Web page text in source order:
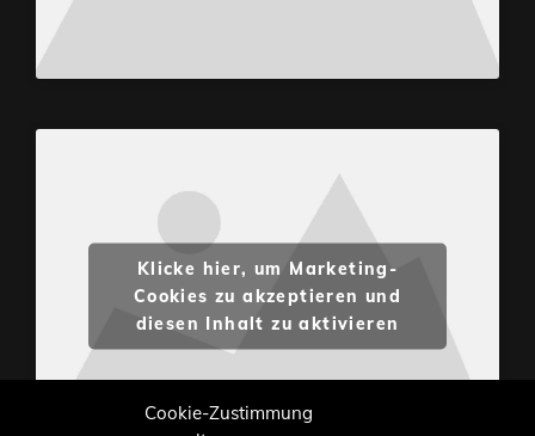
Cookie-Zustimmung
Klicke hier, um Marketing-
Cookies zu akzeptieren und
diesen Inhalt zu aktivieren